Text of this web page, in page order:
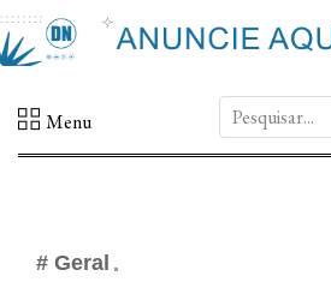
Menu DN.
# Geral